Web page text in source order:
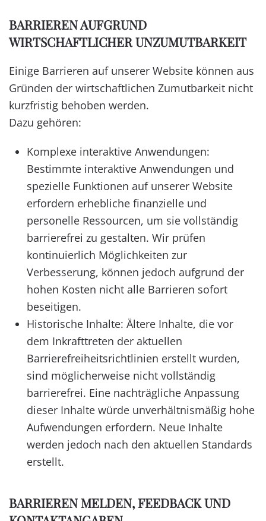
BARRIEREN AUFGRUND
WIRTSCHAFTLICHER UNZUMUTBARKEIT
Einige Barrieren auf unserer Website können aus
Gründen der wirtschaftlichen Zumutbarkeit nicht
kurzfristig behoben werden.
Dazu gehören:
Komplexe interaktive Anwendungen:
Bestimmte interaktive Anwendungen und
spezielle Funktionen auf unserer Website
erfordern erhebliche finanzielle und
personelle Ressourcen, um sie vollständig
barrierefrei zu gestalten. Wir prüfen
kontinuierlich Möglichkeiten zur
Verbesserung, können jedoch aufgrund der
hohen Kosten nicht alle Barrieren sofort
beseitigen.
Historische Inhalte: Ältere Inhalte, die vor
dem Inkrafttreten der aktuellen
Barrierefreiheitsrichtlinien erstellt wurden,
sind möglicherweise nicht vollständig
barrierefrei. Eine nachträgliche Anpassung
dieser Inhalte würde unverhältnismäßig hohe
Aufwendungen erfordern. Neue Inhalte
werden jedoch nach den aktuellen Standards
erstellt.
BARRIEREN MELDEN, FEEDBACK UND